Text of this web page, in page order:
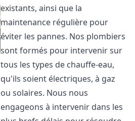
existants, ainsi que la
maintenance régulière pour
éviter les pannes. Nos plombiers
sont formés pour intervenir sur
tous les types de chauffe-eau,
qu'ils soient électriques, à gaz
ou solaires. Nous nous
engageons à intervenir dans les